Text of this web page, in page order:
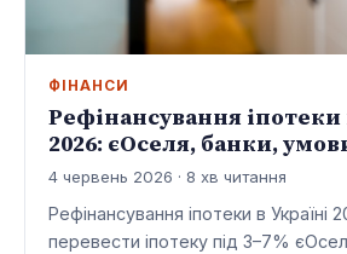
ФІНАНСИ
Рефінансування іпотеки
2026: єОселя, банки,
4 червень 2026 · 8 хв читання
Рефінансування іпотеки в Україні
перевести іпотеку під 3–7%